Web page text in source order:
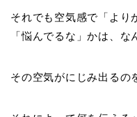
それでも空気感で「より
「悩んでるな」かは、な
その空気がにじみ出るの